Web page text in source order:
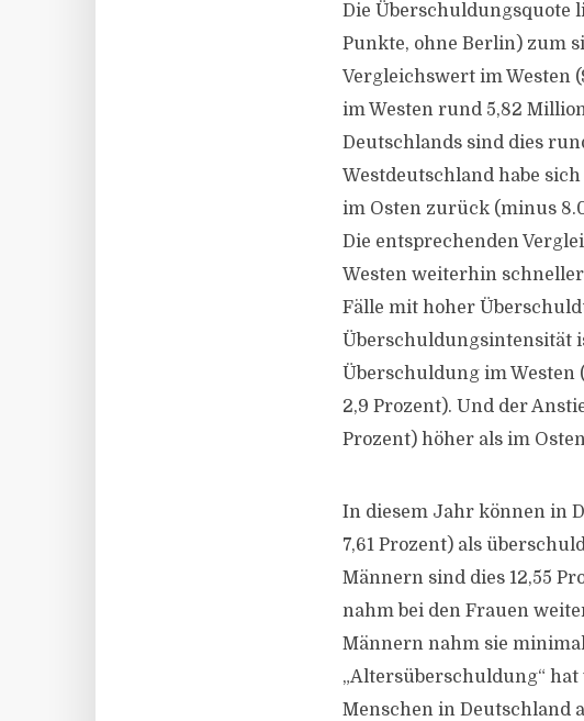
Die Überschuldungsquote
Punkte, ohne Berlin) zum
Vergleichswert im Westen
im Westen rund 5,82
Deutschlands sind dies
Westdeutschland habe
im Osten zurück (minus
Die entsprechenden
Westen weiterhin
Fälle mit hoher
Überschuldungsintensität
Überschuldung im Westen
2,9 Prozent). Und der
Prozent) höher als im
In diesem Jahr können in
7,61 Prozent) als
Männern sind dies 12,55
nahm bei den Frauen
Männern nahm sie
„Altersüberschuldung“
Menschen in Deutschland